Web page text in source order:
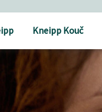
Kneipp Kouč